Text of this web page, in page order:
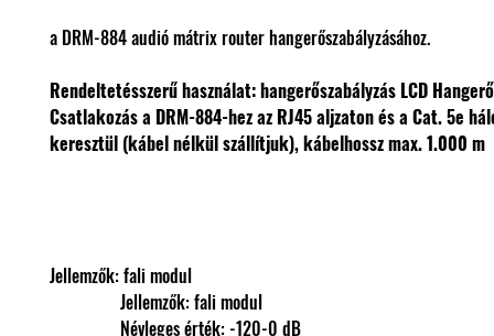
a DRM-884 audió mátrix router hangerőszabályzásához.
Rendeltetésszerű használat: hangerőszabályzás LCD
Csatlakozás a DRM-884-hez az RJ45 aljzaton és a Cat. 5e
keresztül (kábel nélkül szállítjuk), kábelhossz max. 1.000 m
Jellemzők: fali modul
                Jellemzők: fali modul
                Névleges érték: -120-0 dB